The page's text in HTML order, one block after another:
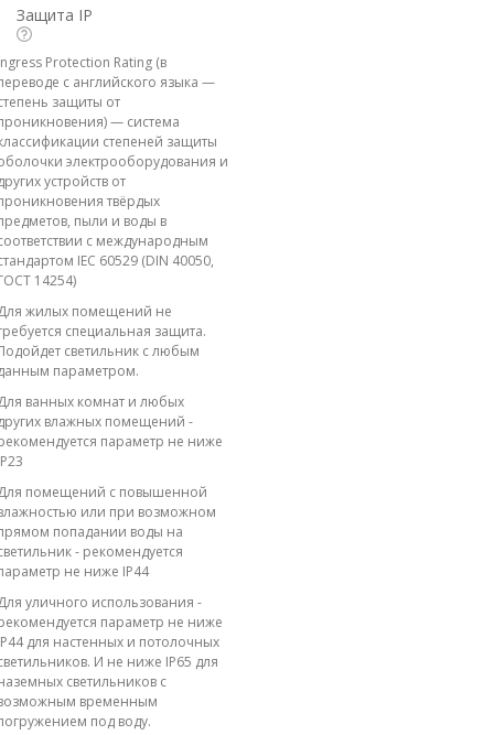
Защита IP
Protection Rating (в
с английского языка —
защиты от
— система
степеней защиты
электрооборудования и
устройств от
твёрдых
пыли и воды в
с международным
IEC 60529 (DIN 40050,
14254)
жилых помещений не
специальная защита.
светильник с любым
параметром.
ванных комнат и любых
влажных помещений -
параметр не ниже
помещений с повышенной
или при возможном
попадании воды на
- рекомендуется
не ниже IP44
уличного использования -
параметр не ниже
для настенных и потолочных
И не ниже IP65 для
светильников с
временным
под воду.